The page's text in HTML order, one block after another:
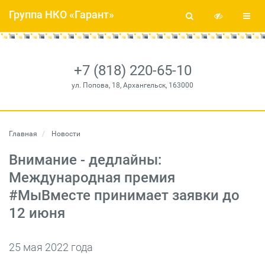
+7 (818) 220-65-10
ул. Попова, 18, Архангельск, 163000
Группа НКО «Гарант»
Главная Новости
Внимание - дедлайны:
Международная премия
#МыВместе принимает заявки до
12 июня
25 мая 2022 года